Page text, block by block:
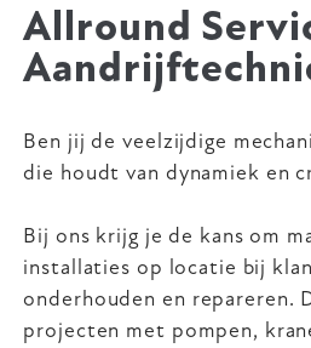
Allround
Ben jij de veelzijdige
die houdt van dynamiek en
Bij ons krijg je de kans om
installaties op locatie bij
onderhouden en repareren.
projecten met pompen,